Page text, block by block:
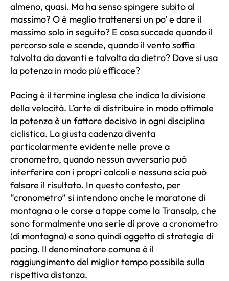
almeno, quasi. Ma ha senso spingere subito al
massimo? O è meglio trattenersi un po’ e dare il
massimo solo in seguito? E cosa succede quando il
percorso sale e scende, quando il vento soffia
talvolta da davanti e talvolta da dietro? Dove si usa
la potenza in modo più efficace?
Pacing è il termine inglese che indica la divisione
della velocità. L’arte di distribuire in modo ottimale
la potenza è un fattore decisivo in ogni disciplina
ciclistica. La giusta cadenza diventa
particolarmente evidente nelle prove a
cronometro, quando nessun avversario può
interferire con i propri calcoli e nessuna scia può
falsare il risultato. In questo contesto, per
“cronometro” si intendono anche le maratone di
montagna o le corse a tappe come la Transalp, che
sono formalmente una serie di prove a cronometro
(di montagna) e sono quindi oggetto di strategie di
pacing. Il denominatore comune è il
raggiungimento del miglior tempo possibile sulla
rispettiva distanza.